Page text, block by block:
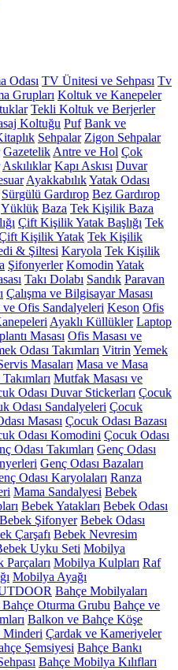
Odası TV Ünitesi ve Sehpası Tv
Grupları Koltuk ve Kanepeler
Tekli Koltuk ve Berjerler
Koltuğu Puf Bank ve
Sehpalar Zigon Sehpalar
Gazetelik Antre ve Hol Çok
Askılıklar Kapı Askısı Duvar
AyakkabılıkYatak Odası
Sürgülü Gardırop Bez Gardırop
Yüklük Baza Tek Kişilik Baza
Çift Kişilik Yatak Başlığı Tek
Kişilik Yatak Tek Kişilik
& Şiltesi Karyola Tek Kişilik
Şifonyerler Komodin Yatak
Takı Dolabı Sandık Paravan
Çalışma ve Bilgisayar Masası
ve Ofis Sandalyeleri Keson Ofis
Ayaklı Küllükler Laptop
Masası Ofis Masası ve
Odası Takımları Vitrin Yemek
Masaları Masa ve Masa
Mutfak Masası ve
Odası Duvar Stickerları Çocuk
Odası Sandalyeleri Çocuk
Masası Çocuk Odası Bazası
Odası Komodini Çocuk Odası
Odası Takımları Genç Odası
Genç Odası Bazaları
Odası Karyolaları Ranza
Mama Sandalyesi Bebek
Bebek Yatakları Bebek Odası
Bebek Şifonyer Bebek Odası
Çarşafı Bebek Nevresim
Uyku Seti Mobilya
Mobilya Kulpları Raf
Mobilya Ayağı
Bahçe Mobilyaları
Oturma Grubu Bahçe ve
Balkon ve Bahçe Köşe
Minderi Çardak ve Kameriyeler
Şemsiyesi Bahçe Bankı
Bahçe Mobilya Kılıfları